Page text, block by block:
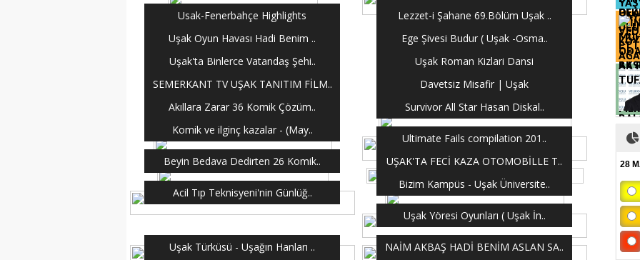
Usak-Fenerbahçe Highlights
Lezzet-i Şahane 69.Bölüm Uşak ..
Uşak Oyun Havası Hadi Benim ..
Ege Şivesi Budur ( Uşak -Osma..
Uşak'ta Binlerce Vatandaş Şehi..
Uşak Roman Kizlari Dansi
SEMERKANT TV UŞAK TANITIM FİLM..
Davetsiz Misafir | Uşak
Akıllara Zarar 36 Komik Çözüm..
Survivor All Star Hasan Diskal..
Komik ve ilginç kazalar - (May..
Ultimate Fails compilation 201..
Beyin Bedava Dedirten 26 Komik..
UŞAK'TA FECİ KAZA OTOMOBİLLE T..
Acil Tıp Teknisyeni'nin Günlüğ..
Bizim Kampüs - Uşak Üniversite..
Uşak Yöresi Oyunları ( Uşak İn..
Uşak Türküsü - Uşağın Hanları ..
NAİM AKBAŞ HADİ BENİM ASLAN SA..
AK
28